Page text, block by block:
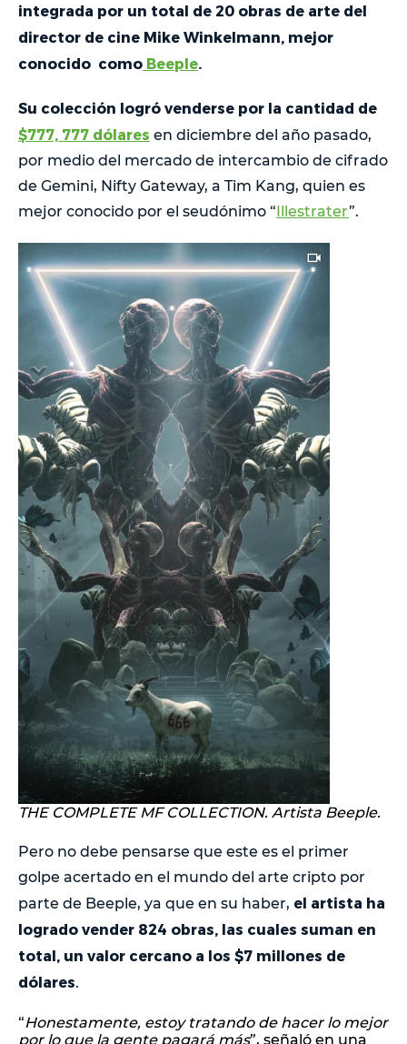
integrada por un total de 20 obras de arte del
director de cine Mike Winkelmann, mejor
conocido como Beeple.
Su colección logró venderse por la cantidad de
$777, 777 dólares en diciembre del año pasado,
por medio del mercado de intercambio de cifrado
de Gemini, Nifty Gateway, a Tim Kang, quien es
mejor conocido por el seudónimo “Illestrater”.
THE COMPLETE MF COLLECTION. Artista Beeple.
Pero no debe pensarse que este es el primer
golpe acertado en el mundo del arte cripto por
parte de Beeple, ya que en su haber, el artista ha
logrado vender 824 obras, las cuales suman en
total, un valor cercano a los $7 millones de
dólares.
“Honestamente, estoy tratando de hacer lo mejor
por lo que la gente pagará más”, señaló en una